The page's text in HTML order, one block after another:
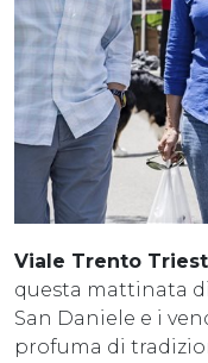
Viale Trento
questa mattinata
San Daniele e i
profuma di